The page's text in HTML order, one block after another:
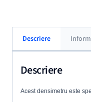
Descriere
Descriere
Acest densimetru este